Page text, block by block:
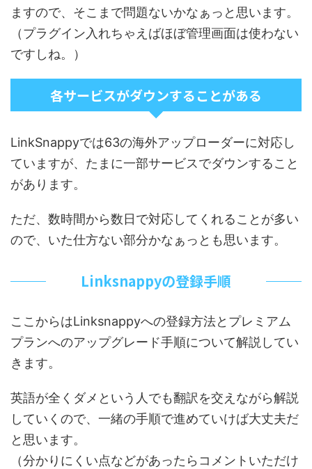
ますので、そこまで問題ないかなぁっと思います。
（プラグイン入れちゃえばほぼ管理画面は使わない
ですしね。）
各サービスがダウンすることがある
LinkSnappyでは63の海外アップローダーに対応し
ていますが、たまに一部サービスでダウンすること
があります。
ただ、数時間から数日で対応してくれることが多い
ので、いた仕方ない部分かなぁっとも思います。
Linksnappyの登録手順
ここからはLinksnappyへの登録方法とプレミアム
プランへのアップグレード手順について解説してい
きます。
英語が全くダメという人でも翻訳を交えながら解説
していくので、一緒の手順で進めていけば大丈夫だ
と思います。
（分かりにくい点などがあったらコメントいただけ